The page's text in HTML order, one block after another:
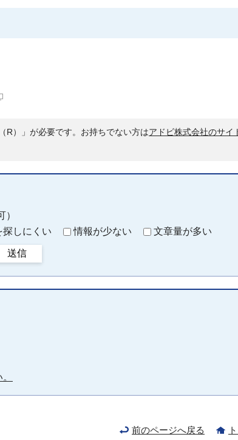
R）」が必要です。お持ちでない方はアドビ株式会社のサイ
探しにくい 情報が少ない 文章量が多い
送信
前のページへ戻る